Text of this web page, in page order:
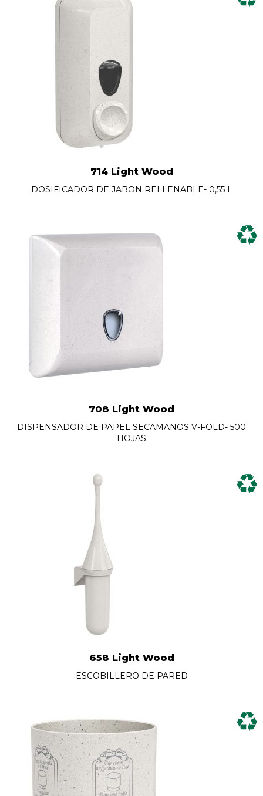
714 Light Wood
DOSIFICADOR DE JABON RELLENABLE- 0,55 L
708 Light Wood
DISPENSADOR DE PAPEL SECAMANOS V-FOLD- 500
HOJAS
658 Light Wood
ESCOBILLERO DE PARED